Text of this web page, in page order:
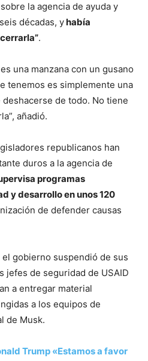
la agencia de ayuda y
décadas, yhabía
.
una manzana con un gusano
tenemos es simplemente una
de todo. No tiene
añadió.
republicanos han
duros a la agencia de
programas
y desarrollo en unos 120
de defender causas
gobierno suspendió de sus
jefes de seguridad de USAID
a entregar material
a los equipos de
de Musk.
Trump «Estamos a favor